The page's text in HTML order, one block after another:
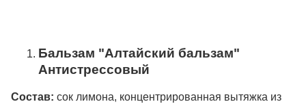
Бальзам "Алтайский бальзам"
Антистрессовый
Состав: сок лимона, концентрированная вытяжка из